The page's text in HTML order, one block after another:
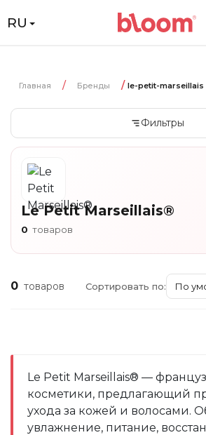
RU
Главная Бренды le-petit-marseillais
Фильтры
Le Petit Marseillais®
0 товаров
0 товаров Сортировать по:
Le Petit Marseillais® —
косметики, предлагающий
ухода за кожей и волосами.
увлажнение, питание,